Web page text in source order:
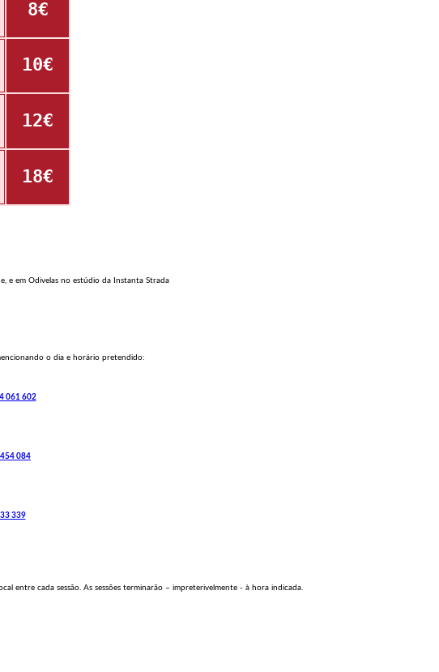
8€
10€
12€
18€
e em Odivelas no estúdio da Instanta Strada
o dia e horário pretendido:
061 602
084
339
entre cada sessão. As sessões terminarão – impreterivelmente - à hora indicada.